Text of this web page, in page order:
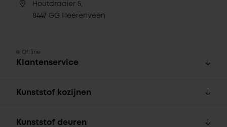
Houtdraaier 5,
8447 GG Heerenveen
Offline
Klantenservice
Kunststof kozijnen
Kunststof deuren